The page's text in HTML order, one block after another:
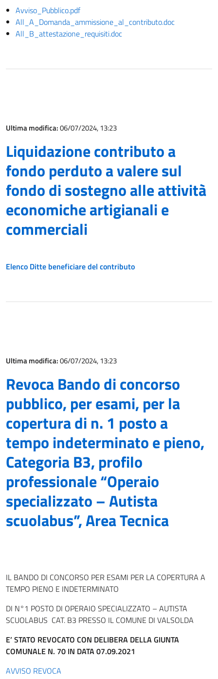
Avviso_Pubblico.pdf
All_A_Domanda_ammissione_al_contributo.doc
All_B_attestazione_requisiti.doc
Ultima modifica:06/07/2024, 13:23
Liquidazione contributo a
fondo perduto a valere sul
fondo di sostegno alle attività
economiche artigianali e
commerciali
Elenco Ditte beneficiare del contributo
Ultima modifica:06/07/2024, 13:23
Revoca Bando di concorso
pubblico, per esami, per la
copertura di n. 1 posto a
tempo indeterminato e pieno,
Categoria B3, profilo
professionale “Operaio
specializzato – Autista
scuolabus”, Area Tecnica
IL BANDO DI CONCORSO PER ESAMI PER LA COPERTURA A
TEMPO PIENO E INDETERMINATO
DI N°1 POSTO DI OPERAIO SPECIALIZZATO – AUTISTA
SCUOLABUS CAT. B3 PRESSO IL COMUNE DI VALSOLDA
E’ STATO REVOCATO CON DELIBERA DELLA GIUNTA
COMUNALE N. 70 IN DATA 07.09.2021
AVVISO REVOCA